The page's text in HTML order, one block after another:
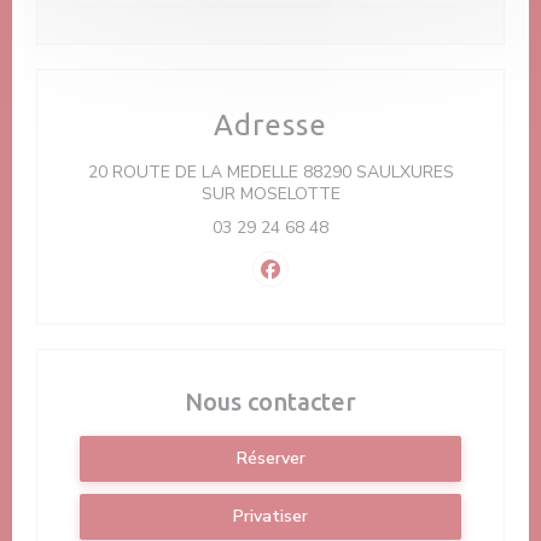
Adresse
20 ROUTE DE LA MEDELLE 88290 SAULXURES
SUR MOSELOTTE((ouvre une nouvelle
03 29 24 68 48
Facebook ((ouvre une nouvelle
Nous contacter
Réserver
Privatiser